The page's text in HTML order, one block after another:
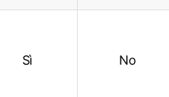
Sì No